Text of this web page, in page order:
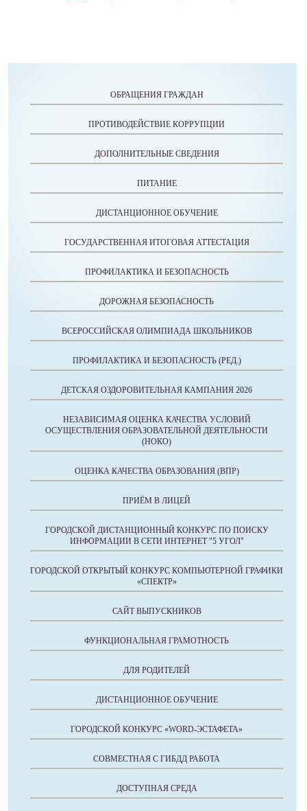
ОБРАЩЕНИЯ ГРАЖДАН
ПРОТИВОДЕЙСТВИЕ КОРРУПЦИИ
ДОПОЛНИТЕЛЬНЫЕ СВЕДЕНИЯ
ПИТАНИЕ
ДИСТАНЦИОННОЕ ОБУЧЕНИЕ
ГОСУДАРСТВЕННАЯ ИТОГОВАЯ АТТЕСТАЦИЯ
ПРОФИЛАКТИКА И БЕЗОПАСНОСТЬ
ДОРОЖНАЯ БЕЗОПАСНОСТЬ
ВСЕРОССИЙСКАЯ ОЛИМПИАДА ШКОЛЬНИКОВ
ПРОФИЛАКТИКА И БЕЗОПАСНОСТЬ (РЕД.)
ДЕТСКАЯ ОЗДОРОВИТЕЛЬНАЯ КАМПАНИЯ 2026
НЕЗАВИСИМАЯ ОЦЕНКА КАЧЕСТВА УСЛОВИЙ
ОСУЩЕСТВЛЕНИЯ ОБРАЗОВАТЕЛЬНОЙ ДЕЯТЕЛЬНОСТИ
(НОКО)
ОЦЕНКА КАЧЕСТВА ОБРАЗОВАНИЯ (ВПР)
ПРИЁМ В ЛИЦЕЙ
ГОРОДСКОЙ ДИСТАНЦИОННЫЙ КОНКУРС ПО ПОИСКУ
ИНФОРМАЦИИ В СЕТИ ИНТЕРНЕТ "5 УГОЛ"
ГОРОДСКОЙ ОТКРЫТЫЙ КОНКУРС КОМПЬЮТЕРНОЙ ГРАФИКИ
«СПЕКТР»
САЙТ ВЫПУСКНИКОВ
ФУНКЦИОНАЛЬНАЯ ГРАМОТНОСТЬ
ДЛЯ РОДИТЕЛЕЙ
ДИСТАНЦИОННОЕ ОБУЧЕНИЕ
ГОРОДСКОЙ КОНКУРС «WORD-ЭСТАФЕТА»
СОВМЕСТНАЯ С ГИБДД РАБОТА
ДОСТУПНАЯ СРЕДА